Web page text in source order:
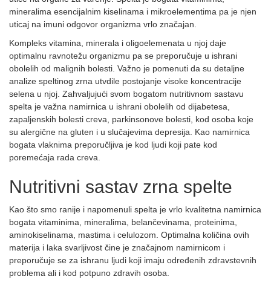
mineralima esencijalnim kiselinama i mikroelementima pa je njen
uticaj na imuni odgovor organizma vrlo značajan.
Kompleks vitamina, minerala i oligoelemenata u njoj daje
optimalnu ravnotežu organizmu pa se preporučuje u ishrani
obolelih od malignih bolesti. Važno je pomenuti da su detaljne
analize speltinog zrna utvdile postojanje visoke koncentracije
selena u njoj. Zahvaljujući svom bogatom nutritivnom sastavu
spelta je važna namirnica u ishrani obolelih od dijabetesa,
zapaljenskih bolesti creva, parkinsonove bolesti, kod osoba koje
su alergične na gluten i u slučajevima depresija. Kao namirnica
bogata vlaknima preporučljiva je kod ljudi koji pate kod
poremećaja rada creva.
Nutritivni sastav zrna spelte
Kao što smo ranije i napomenuli spelta je vrlo kvalitetna namirnica
bogata vitaminima, mineralima, belančevinama, proteinima,
aminokiselinama, mastima i celulozom. Optimalna količina ovih
materija i laka svarljivost čine je značajnom namirnicom i
preporučuje se za ishranu ljudi koji imaju određenih zdravstevnih
problema ali i kod potpuno zdravih osoba.